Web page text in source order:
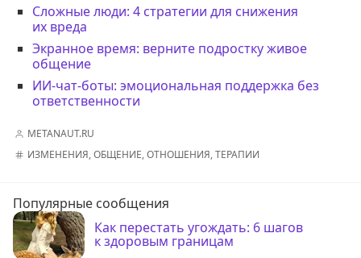
Сложные люди: 4 стратегии для снижения
их вреда
Экранное время: верните подростку живое
общение
ИИ-чат-боты: эмоциональная поддержка без
ответственности
METANAUT.RU
ИЗМЕНЕНИЯ,ОБЩЕНИЕ,ОТНОШЕНИЯ,ТЕРАПИИ
Популярные сообщения
Как перестать угождать: 6 шагов
к здоровым границам